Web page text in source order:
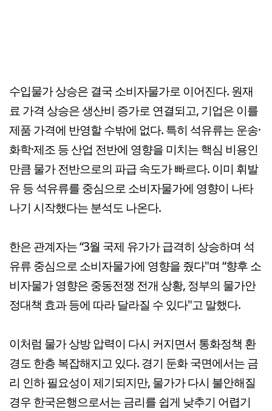
수입물가 상승은 결국 소비자물가로 이어진다. 원재
료 가격 상승은 생산비 증가로 연결되고, 기업은 이를
제품 가격에 반영할 수밖에 없다. 특히 석유류는 운송·
화학·제조 등 산업 전반에 영향을 미치는 핵심 비용인
만큼 물가 전반으로의 파급 속도가 빠르다. 이미 휘발
유 등 석유류를 중심으로 소비자물가에 영향이 나타
나기 시작했다는 분석도 나온다.
한은 관계자는 “3월 국제 유가가 급격히 상승하며 석
유류 중심으로 소비자물가에 영향을 줬다"며 “향후 소
비자물가 영향은 중동전쟁 전개 상황, 정부의 물가안
정대책 효과 등에 따라 달라질 수 있다"고 말했다.
이처럼 물가 상방 압력이 다시 커지면서 통화정책 환
경도 한층 복잡해지고 있다. 경기 둔화 국면에서는 금
리 인하 필요성이 제기되지만, 물가가 다시 불안해질
경우 한국은행으로서는 금리를 쉽게 낮추기 어렵기